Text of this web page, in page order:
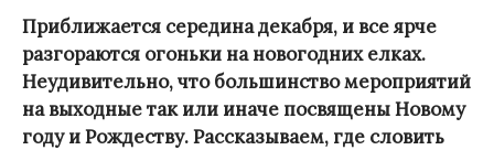
Приближается середина декабря, и все ярче
разгораются огоньки на новогодних елках.
Неудивительно, что большинство мероприятий
на выходные так или иначе посвящены Новому
году и Рождеству. Рассказываем, где словить